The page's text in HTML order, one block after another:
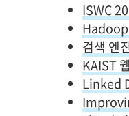
ISWC
검색 엔
KAIST
Linked